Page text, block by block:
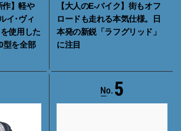
作】軽や
イ･ヴィ
使用した
型を全部
【大人のE-バイク】街もオフ
ロードも走れる本気仕様。日
本発の新鋭「ラフグリッド」
に注目
5